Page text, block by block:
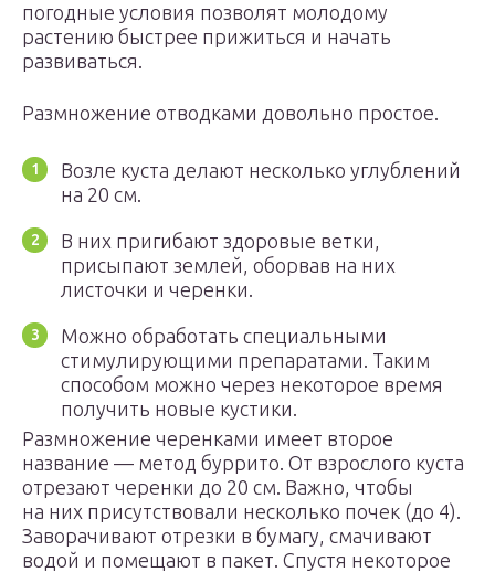
погодные условия позволят молодому
растению быстрее прижиться и начать
развиваться.
Размножение отводками довольно простое.
Возле куста делают несколько углублений
на 20 см.
В них пригибают здоровые ветки,
присыпают землей, оборвав на них
листочки и черенки.
Можно обработать специальными
стимулирующими препаратами. Таким
способом можно через некоторое время
получить новые кустики.
Размножение черенками имеет второе
название — метод буррито. От взрослого куста
отрезают черенки до 20 см. Важно, чтобы
на них присутствовали несколько почек (до 4).
Заворачивают отрезки в бумагу, смачивают
водой и помещают в пакет. Спустя некоторое